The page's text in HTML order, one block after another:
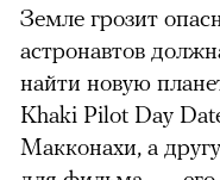
Земле грозит
астронавтов
найти новую
Khaki Pilot Day
Макконахи, а